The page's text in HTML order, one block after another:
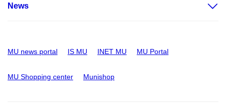
News
MU news portal IS MU INET MU MU Portal
MU Shopping center Munishop